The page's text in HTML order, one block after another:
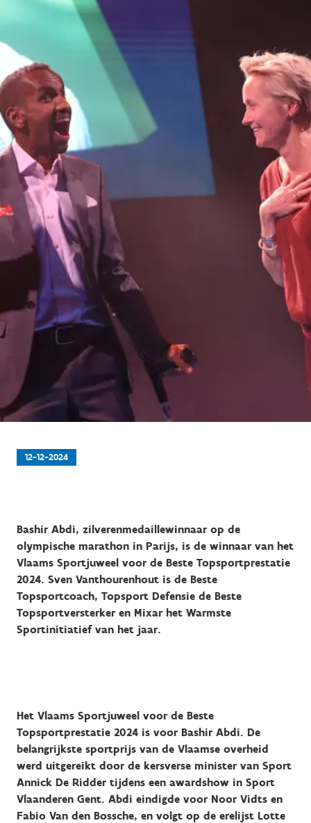
12-12-2024
Bashir Abdi, zilverenmedaillewinnaar op de
olympische marathon in Parijs, is de winnaar van het
Vlaams Sportjuweel voor de Beste Topsportprestatie
2024. Sven Vanthourenhout is de Beste
Topsportcoach, Topsport Defensie de Beste
Topsportversterker en Mixar het Warmste
Sportinitiatief van het jaar.
Het Vlaams Sportjuweel voor de Beste
Topsportprestatie 2024 is voor Bashir Abdi. De
belangrijkste sportprijs van de Vlaamse overheid
werd uitgereikt door de kersverse minister van Sport
Annick De Ridder tijdens een awardshow in Sport
Vlaanderen Gent. Abdi eindigde voor Noor Vidts en
Fabio Van den Bossche, en volgt op de erelijst Lotte